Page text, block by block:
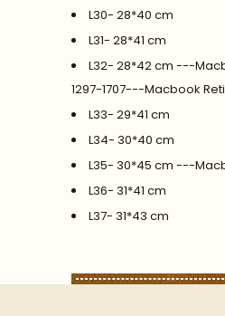
L30- 28*40 cm
L31- 28*41 cm
L32- 28*42 cm ---
1297-1707---Macbook
L33- 29*41 cm
L34- 30*40 cm
L35- 30*45 cm ---
L36- 31*41 cm
L37- 31*43 cm